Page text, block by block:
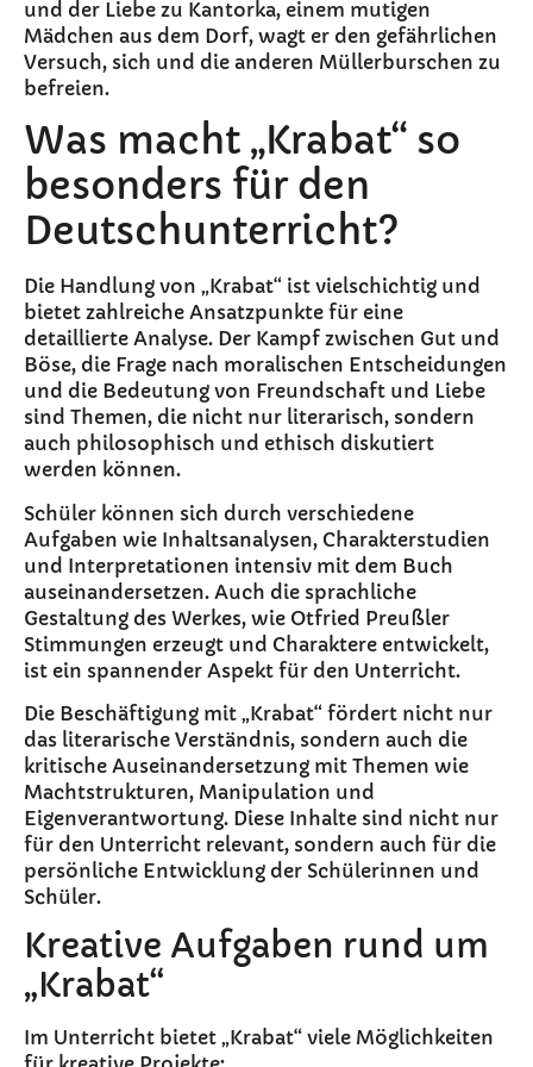
und der Liebe zu Kantorka, einem mutigen
Mädchen aus dem Dorf, wagt er den gefährlichen
Versuch, sich und die anderen Müllerburschen zu
befreien.
Was macht „Krabat“ so
besonders für den
Deutschunterricht?
Die Handlung von „Krabat“ ist vielschichtig und
bietet zahlreiche Ansatzpunkte für eine
detaillierte Analyse. Der Kampf zwischen Gut und
Böse, die Frage nach moralischen Entscheidungen
und die Bedeutung von Freundschaft und Liebe
sind Themen, die nicht nur literarisch, sondern
auch philosophisch und ethisch diskutiert
werden können.
Schüler können sich durch verschiedene
Aufgaben wie Inhaltsanalysen, Charakterstudien
und Interpretationen intensiv mit dem Buch
auseinandersetzen. Auch die sprachliche
Gestaltung des Werkes, wie Otfried Preußler
Stimmungen erzeugt und Charaktere entwickelt,
ist ein spannender Aspekt für den Unterricht.
Die Beschäftigung mit „Krabat“ fördert nicht nur
das literarische Verständnis, sondern auch die
kritische Auseinandersetzung mit Themen wie
Machtstrukturen, Manipulation und
Eigenverantwortung. Diese Inhalte sind nicht nur
für den Unterricht relevant, sondern auch für die
persönliche Entwicklung der Schülerinnen und
Schüler.
Kreative Aufgaben rund um
„Krabat“
Im Unterricht bietet „Krabat“ viele Möglichkeiten